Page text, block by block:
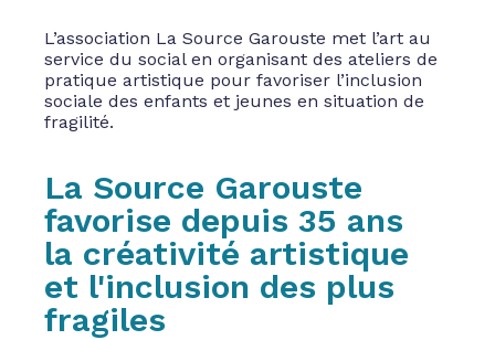
L’association La Source Garouste met l’art au
service du social en organisant des ateliers de
pratique artistique pour favoriser l’inclusion
sociale des enfants et jeunes en situation de
fragilité.
La Source Garouste
favorise depuis 35 ans
la créativité artistique
et l'inclusion des plus
fragiles